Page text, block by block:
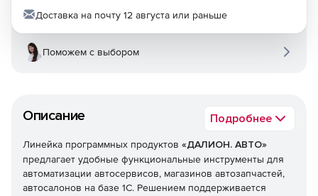
Описание Подробнее
Линейка программных продуктов «ДАЛИОН. АВТО»
предлагает удобные функциональные инструменты для
автоматизации автосервисов, магазинов автозапчастей,
автосалонов на базе 1С. Решением поддерживается
Доставка на почту 12 августа или раньше
Поможем с выбором